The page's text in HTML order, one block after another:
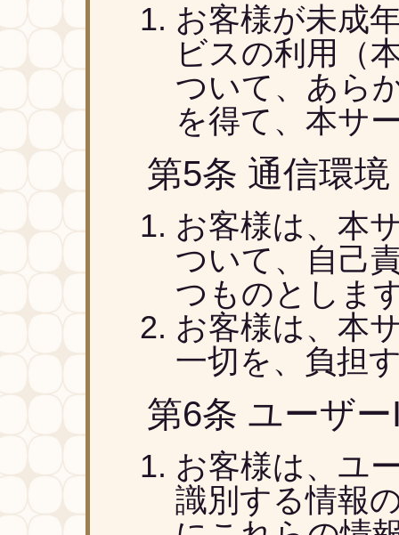
お客様が未成
ビスの利用（
ついて、あら
を得て、本サ
第5条 通信環
お客様は、本
ついて、自己
つものとしま
お客様は、本
一切を、負担
第6条 ユーザ
お客様は、ユ
識別する情報